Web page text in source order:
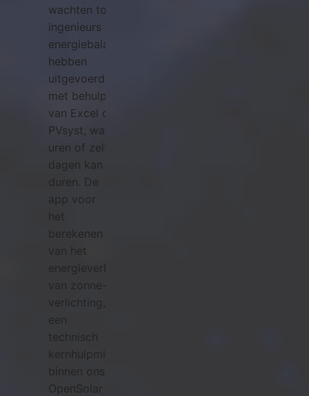
wachten tot
ingenieurs
energiebalanssimulaties
hebben
uitgevoerd
met behulp
van Excel of
PVsyst, wat
uren of zelfs
dagen kan
duren. De
app voor
het
berekenen
van het
energieverbruik
van zonne-
verlichting,
een
technisch
kernhulpmiddel
binnen ons
OpenSolar